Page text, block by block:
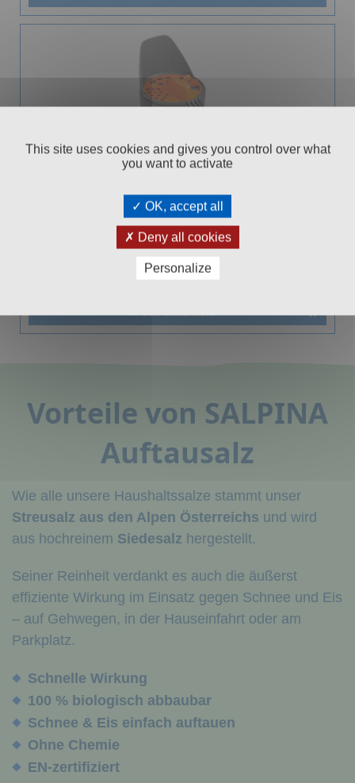
GARDENA STREUHILFE 1,2L
€ 10,99
In den Warenkorb
Vorteile von SALPINA
Auftausalz
Wie alle unsere Haushaltssalze stammt unser
Streusalz aus den Alpen Österreichs und wird
aus hochreinem Siedesalz hergestellt.
Seiner Reinheit verdankt es auch die äußerst
effiziente Wirkung im Einsatz gegen Schnee und Eis
– auf Gehwegen, in der Hauseinfahrt oder am
Parkplatz.
Schnelle Wirkung
100 % biologisch abbaubar
Schnee & Eis einfach auftauen
Ohne Chemie
EN-zertifiziert
This site uses cookies and gives you control over what
you want to activate
OK, accept all
Deny all cookies
Personalize